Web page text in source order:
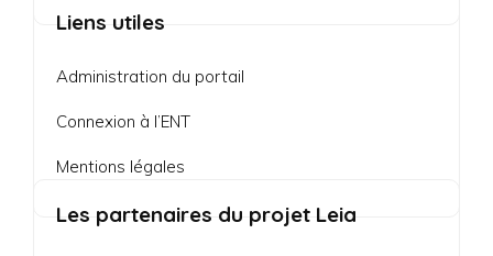
Liens utiles
Administration du portail
Connexion à l’ENT
Mentions légales
Les partenaires du projet Leia